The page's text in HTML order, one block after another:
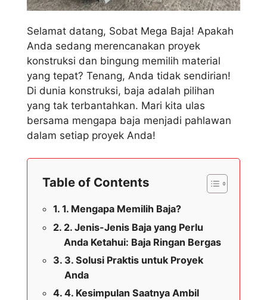
Selamat datang, Sobat Mega Baja! Apakah
Anda sedang merencanakan proyek
konstruksi dan bingung memilih material
yang tepat? Tenang, Anda tidak sendirian!
Di dunia konstruksi, baja adalah pilihan
yang tak terbantahkan. Mari kita ulas
bersama mengapa baja menjadi pahlawan
dalam setiap proyek Anda!
Table of Contents
1. Mengapa Memilih Baja?
2. Jenis-Jenis Baja yang Perlu
Anda Ketahui: Baja Ringan Bergas
3. Solusi Praktis untuk Proyek
Anda
4. Kesimpulan Saatnya Ambil